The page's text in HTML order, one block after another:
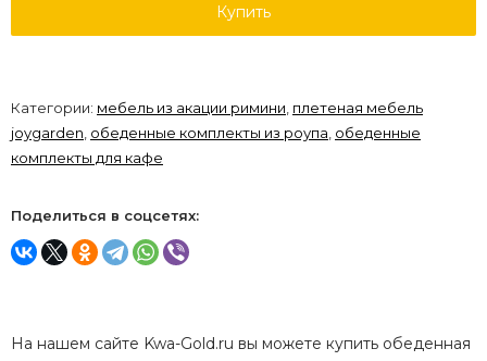
Купить
Категории: мебель из акации римини, плетеная мебель
joygarden, обеденные комплекты из роупа, обеденные
комплекты для кафе
Поделиться в соцсетях:
На нашем сайте Kwa-Gold.ru вы можете купить обеденная